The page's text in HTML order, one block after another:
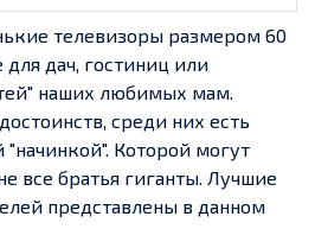
телевизоры размером 60
дач, гостиниц или
наших любимых мам.
среди них есть
"начинкой". Которой могут
все братья гиганты. Лучшие
представлены в данном